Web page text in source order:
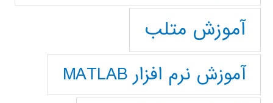
آموزش متلب
آموزش نرم افزار MATLAB